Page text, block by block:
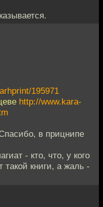
195971
http://www.kara-
в прицнипе
- кто, что, у кого
такой книги, а жаль -